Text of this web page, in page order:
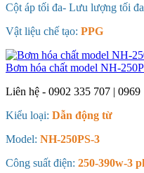
Cột áp tối đa- Lưu lượng tối
Vật liệu chế tạo: PPG
Bơm hóa chất model NH-
Liên hệ - 0902 335 707 | 0969
Kiểu loại: Dẫn động từ
Model: NH-250PS-3
Công suất điện: 250-390w-3